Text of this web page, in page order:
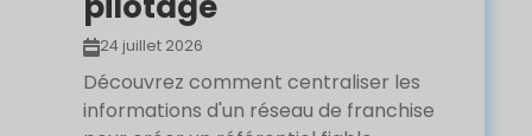
24 juillet 2026
Découvrez comment centraliser les
informations d'un réseau de franchise